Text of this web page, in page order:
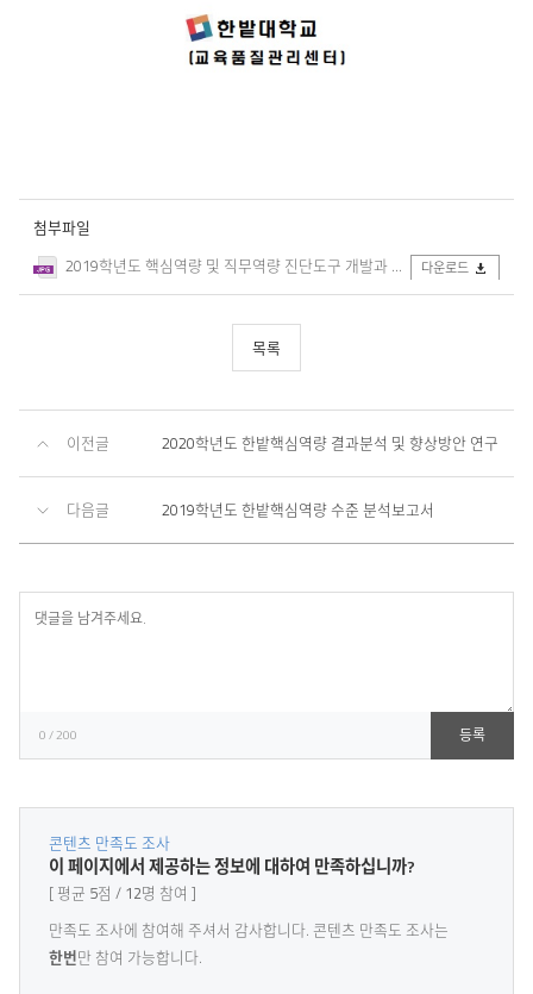
첨부파일
2019학년도 핵심역량 및 직무역량 진단도구 개발과 학생역량 평가체계 구축(1).jpg
다운로드
목록
이전글 2020학년도 한밭핵심역량 결과분석 및 향상방안 연구
다음글 2019학년도 한밭핵심역량 수준 분석보고서
0/ 200 등록
콘
텐
츠
만
족
콘텐츠 만족도 조사
이 페이지에서 제공하는 정보에 대하여 만족하십니까?
평균 5점 12명 참여
만족도 조사에 참여해 주셔서 감사합니다. 콘텐츠 만족도 조사는
한번만 참여 가능합니다.